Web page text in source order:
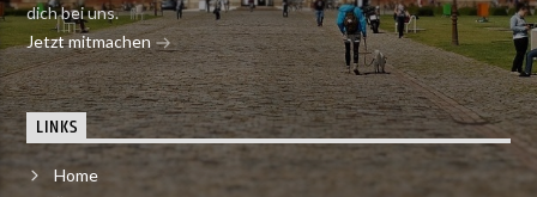
dich bei uns.
Jetzt mitmachen
LINKS
Home